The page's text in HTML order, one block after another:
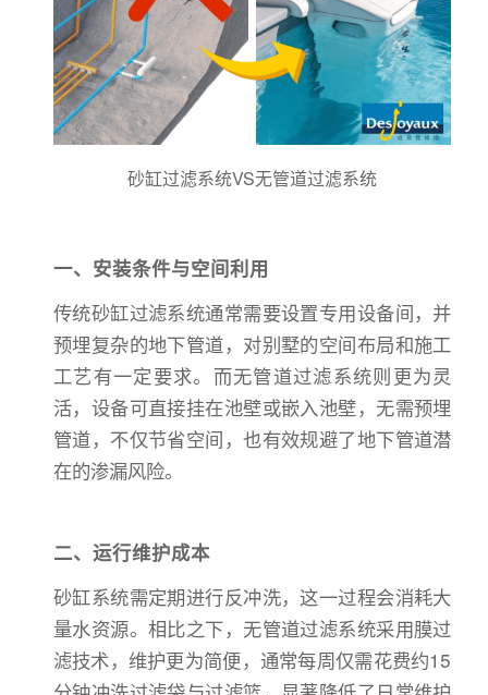
砂缸过滤系统VS无管道过滤系统
一、安装条件与空间利用
传统砂缸过滤系统通常需要设置专用设备间，并
预埋复杂的地下管道，对别墅的空间布局和施工
工艺有一定要求。而无管道过滤系统则更为灵
活，设备可直接挂在池壁或嵌入池壁，无需预埋
管道，不仅节省空间，也有效规避了地下管道潜
在的渗漏风险。
二、运行维护成本
砂缸系统需定期进行反冲洗，这一过程会消耗大
量水资源。相比之下，无管道过滤系统采用膜过
滤技术，维护更为简便，通常每周仅需花费约15